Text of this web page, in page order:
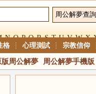
N O P Q R S T U V W X
格 心理測試 宗教信仰
版周公解夢 周公解夢手機版